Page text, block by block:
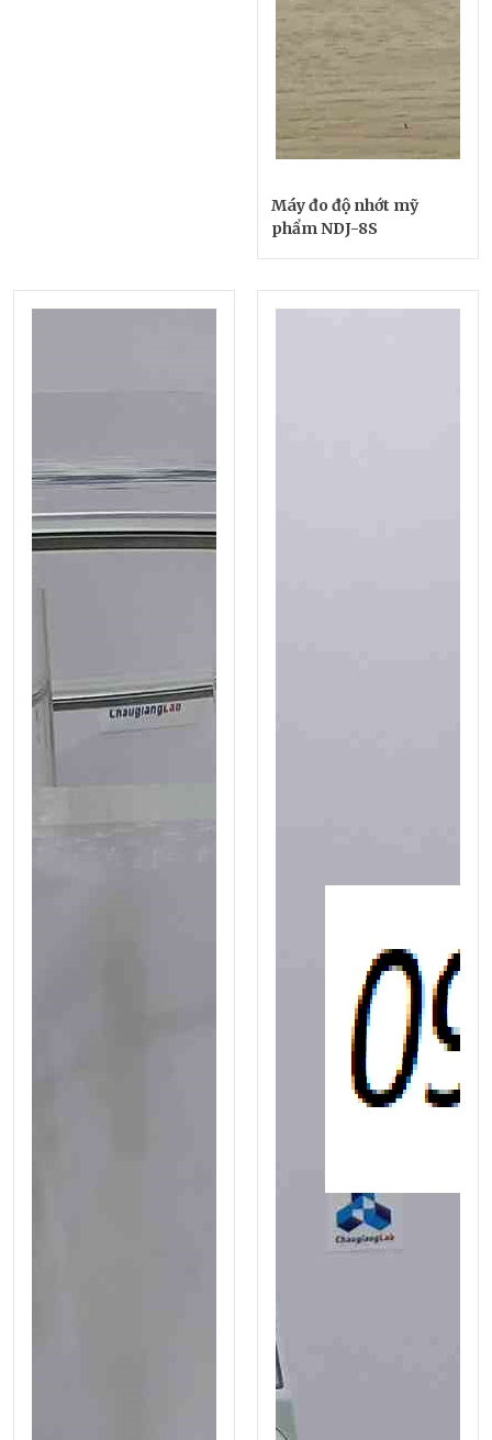
Máy đo độ nhớt mỹ
phẩm NDJ-8S